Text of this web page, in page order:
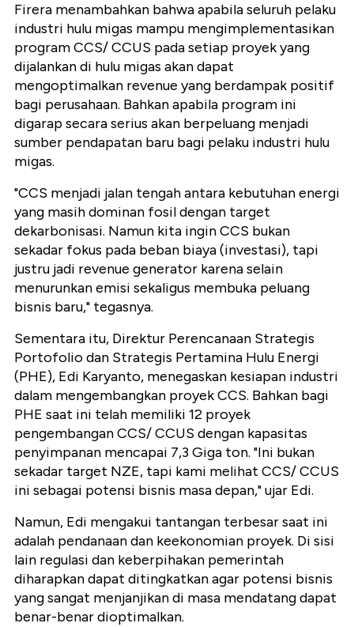
Firera menambahkan bahwa apabila seluruh pelaku
industri hulu migas mampu mengimplementasikan
program CCS/ CCUS pada setiap proyek yang
dijalankan di hulu migas akan dapat
mengoptimalkan revenue yang berdampak positif
bagi perusahaan. Bahkan apabila program ini
digarap secara serius akan berpeluang menjadi
sumber pendapatan baru bagi pelaku industri hulu
migas.
"CCS menjadi jalan tengah antara kebutuhan energi
yang masih dominan fosil dengan target
dekarbonisasi. Namun kita ingin CCS bukan
sekadar fokus pada beban biaya (investasi), tapi
justru jadi revenue generator karena selain
menurunkan emisi sekaligus membuka peluang
bisnis baru," tegasnya.
Sementara itu, Direktur Perencanaan Strategis
Portofolio dan Strategis Pertamina Hulu Energi
(PHE), Edi Karyanto, menegaskan kesiapan industri
dalam mengembangkan proyek CCS. Bahkan bagi
PHE saat ini telah memiliki 12 proyek
pengembangan CCS/ CCUS dengan kapasitas
penyimpanan mencapai 7,3 Giga ton. "Ini bukan
sekadar target NZE, tapi kami melihat CCS/ CCUS
ini sebagai potensi bisnis masa depan," ujar Edi.
Namun, Edi mengakui tantangan terbesar saat ini
adalah pendanaan dan keekonomian proyek. Di sisi
lain regulasi dan keberpihakan pemerintah
diharapkan dapat ditingkatkan agar potensi bisnis
yang sangat menjanjikan di masa mendatang dapat
benar-benar dioptimalkan.